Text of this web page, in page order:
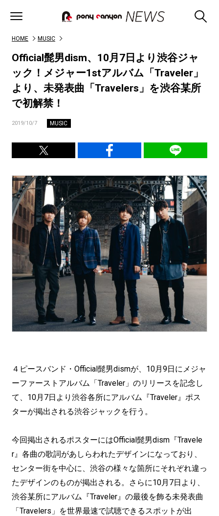
HOME MUSIC
Official髭男dism、10月7日より渋谷ジャ
ック！メジャー1stアルバム「Traveler」
より、未発表曲「Travelers」を渋谷某所
で初解禁！
2019/10/7 MUSIC
４ピースバンド・Official髭男dismが、10月9日にメジャ
ーファーストアルバム「Traveler」のリリースを記念し
て、10月7日より渋谷各所にアルバム『Traveler』ポス
ターが掲出される渋谷ジャックを行う。
今回掲出されるポスターにはOfficial髭男dism『Travele
r』各曲の歌詞があしらわれたデザインになっており、
センター街を中心に、渋谷の様々な箇所にそれぞれ違っ
たデザインのものが掲出される。さらに10月7日より、
渋谷某所にアルバム『Traveler』の最後を飾る未発表曲
「Travelers」を世界最速で試聴できるスポットが出